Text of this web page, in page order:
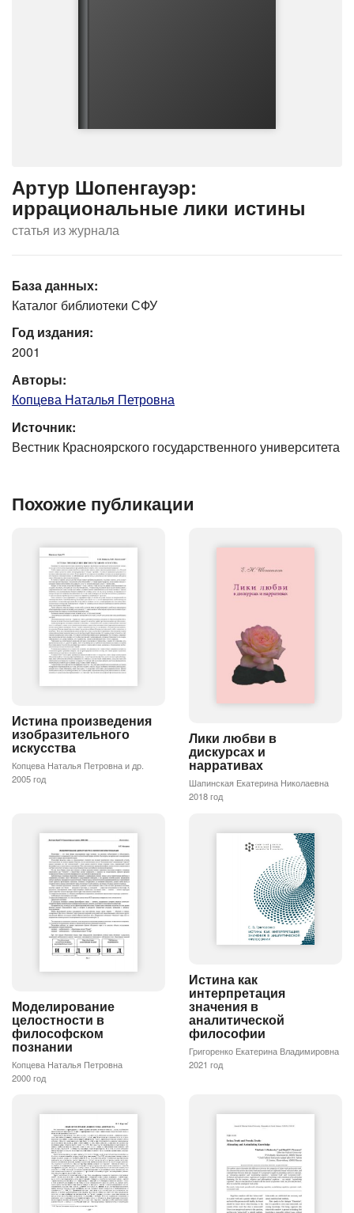
Артур Шопенгауэр:
иррациональные лики истины
статья из журнала
База данных:
Каталог библиотеки СФУ
Год издания:
2001
Авторы:
Копцева Наталья Петровна
Источник:
Вестник Красноярского государственного университета
Похожие публикации
Истина произведения
изобразительного
искусства
Копцева Наталья Петровна и др.
2005 год
Лики любви в
дискурсах и
нарративах
Шапинская Екатерина Николаевна
2018 год
Моделирование
целостности в
философском
познании
Копцева Наталья Петровна
2000 год
Истина как
интерпретация
значения в
аналитической
философии
Григоренко Екатерина Владимировна
2021 год